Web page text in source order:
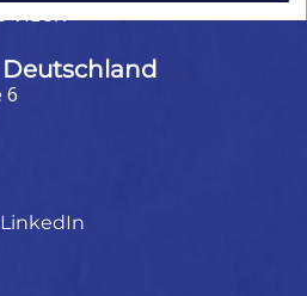
VIEUX
6